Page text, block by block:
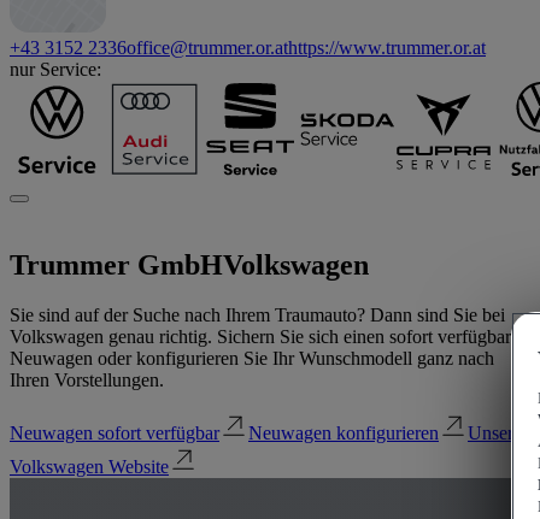
+43 3152 2336office@trummer.or.athttps://www.trummer.or.at
nur Service:
Trummer GmbHVolkswagen
Sie sind auf der Suche nach Ihrem Traumauto? Dann sind Sie bei
Volkswagen genau richtig. Sichern Sie sich einen sofort verfügbaren
Neuwagen oder konfigurieren Sie Ihr Wunschmodell ganz nach
Ihren Vorstellungen.
Neuwagen sofort verfügbar Neuwagen konfigurieren
Unsere
Volkswagen Website